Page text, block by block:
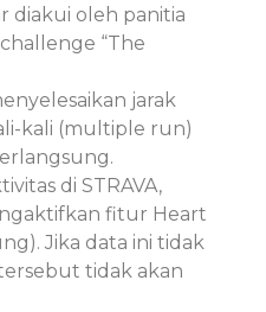
diakui oleh panitia
“The
jarak
kali (multiple run)
di STRAVA,
fitur Heart
Jika data ini tidak
tidak akan